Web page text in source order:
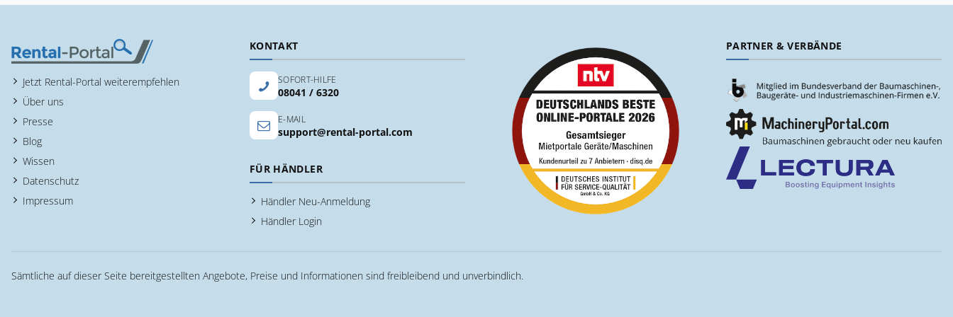
Jetzt Rental-Portal weiterempfehlen
Über uns
Presse
Blog
Wissen
Datenschutz
Impressum
KONTAKT
SOFORT-HILFE
08041 / 6320
E-MAIL
support@rental-portal.com
FÜR HÄNDLER
Händler Neu-Anmeldung
Händler Login
PARTNER & VERBÄNDE
Sämtliche auf dieser Seite bereitgestellten Angebote, Preise und Informationen sind freibleibend und unverbindlich.